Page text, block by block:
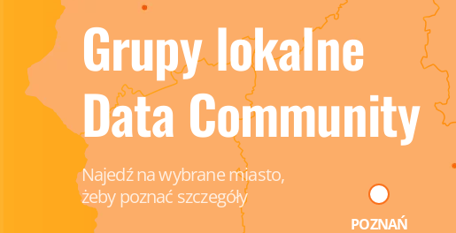
Grupy lokalne
Data Community
Najedź na wybrane miasto,
żeby poznać szczegóły
POZNAŃ